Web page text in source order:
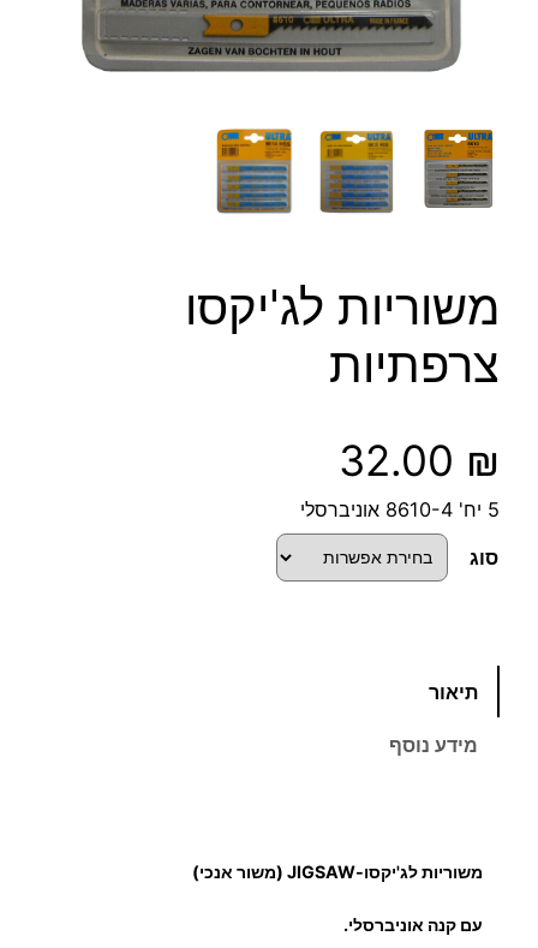
משוריות לג'יקסו
צרפתיות
32.00 ₪
5 יח' 8610-4 אוניברסלי
סוג
כ
ו
תיאור
מידע נוסף
משוריות לג'יקסו-JIGSAW (משור אנכי)
עם קנה אוניברסלי.